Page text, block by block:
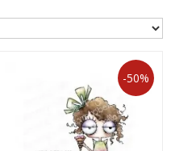
-50%